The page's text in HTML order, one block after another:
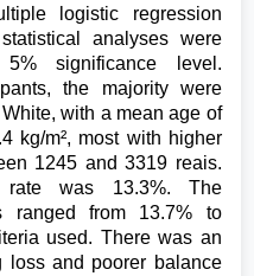
logistic regression
analyses were
significance level.
the majority were
with a mean age of
kg/m², most with higher
1245 and 3319 reais.
was 13.3%. The
ranged from 13.7% to
used. There was an
loss and poorer balance